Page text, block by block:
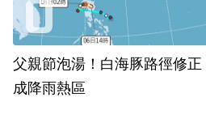
父親節泡湯！白海豚路徑修
成降雨熱區